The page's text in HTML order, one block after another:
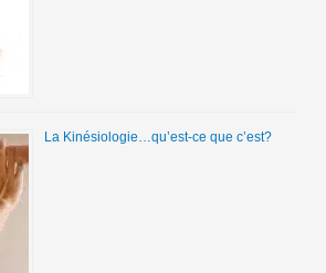
La Kinésiologie…qu’est-ce que c’est?